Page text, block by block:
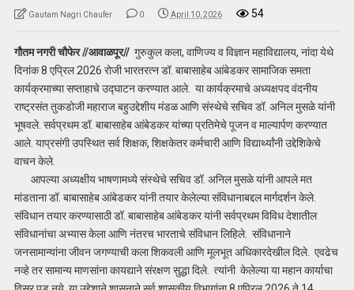
Gautam Nagri Chaufer 0 April 10, 2026 54
गौतम नगरी चौफेर //आवाळपूर// गुरुकुल कला, वाणिज्य व विज्ञान महाविद्यालय, नांदा येथे
दिनांक 8 एप्रिल 2026 रोजी भारतरत्न डॉ. बाबासाहेब आंबेडकर सामाजिक समता
कार्यक्रमाच्या सप्ताहाचे उद्घाटन करण्यात आले. या कार्यक्रमाचे अध्यक्षपद वंदनीय
राष्ट्रसंत तुकडोजी महाराज बहुउद्देशीय मंडळ आणि संस्थेचे सचिव डॉ. अनिल मुसळे यांनी
भूषवले. सर्वप्रथम डॉ. बाबासाहेब आंबेडकर यांच्या प्रतिमेचे पूजन व माल्यार्पण करण्यात
आले. याप्रसंगी उपस्थित सर्व शिक्षक, शिक्षकेतर कर्मचारी आणि विद्यार्थ्यांनी उद्देशिकेचे
वाचन केले.
आपल्या अध्यक्षीय भाषणामध्ये संस्थेचे सचिव डॉ. अनिल मुसळे यांनी आपले मत
मांडताना डॉ. बाबासाहेब आंबेडकर यांनी तयार केलेल्या संविधानाबद्दल मार्गदर्शन केले.
संविधान तयार करण्यासाठी डॉ. बाबासाहेब आंबेडकर यांनी सर्वप्रथम विविध देशातील
संविधानांचा अभ्यास केला आणि नंतरच भारताचे संविधान लिहिले. संविधानाने
जनसामान्यांना जीवन जगण्याची कला शिकवली आणि मूलभूत अधिकारदेखील दिले. एवढेच
नव्हे तर सामान्य माणसांना कायद्याने संरक्षण सुद्धा दिले. त्यांनी केलेल्या या महान कार्याचा